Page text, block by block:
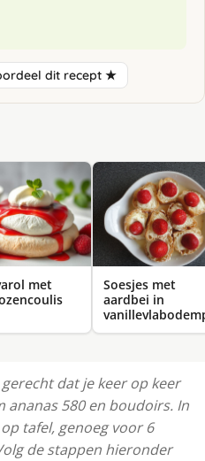
dit recept ★
met
Soesjes met
aardbei in
dat je keer op keer
ananas 580 en boudoirs. In
tafel, genoeg voor 6
de stappen hieronder